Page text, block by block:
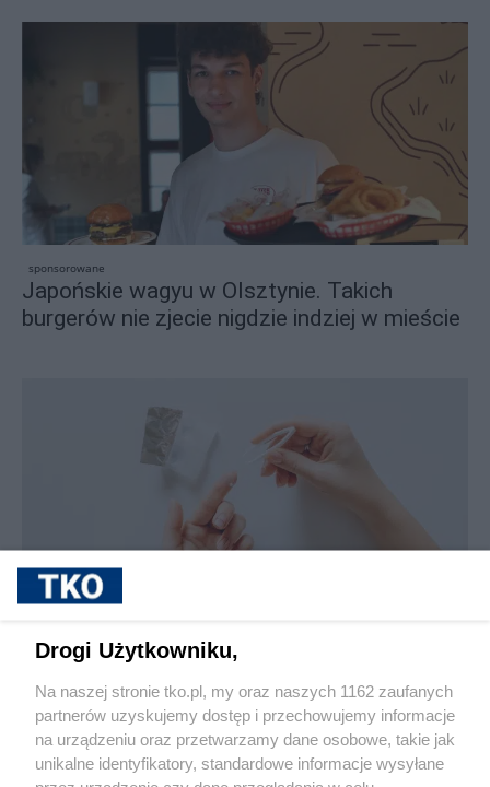
sponsorowane
Japońskie wagyu w Olsztynie. Takich
burgerów nie zjecie nigdzie indziej w mieście
Jak rozpoznać, że soczewki kontaktowe są
Pokaż więcej
Drogi Użytkowniku,
Na naszej stronie tko.pl, my oraz naszych 1162 zaufanych
partnerów uzyskujemy dostęp i przechowujemy informacje
na urządzeniu oraz przetwarzamy dane osobowe, takie jak
unikalne identyfikatory, standardowe informacje wysyłane